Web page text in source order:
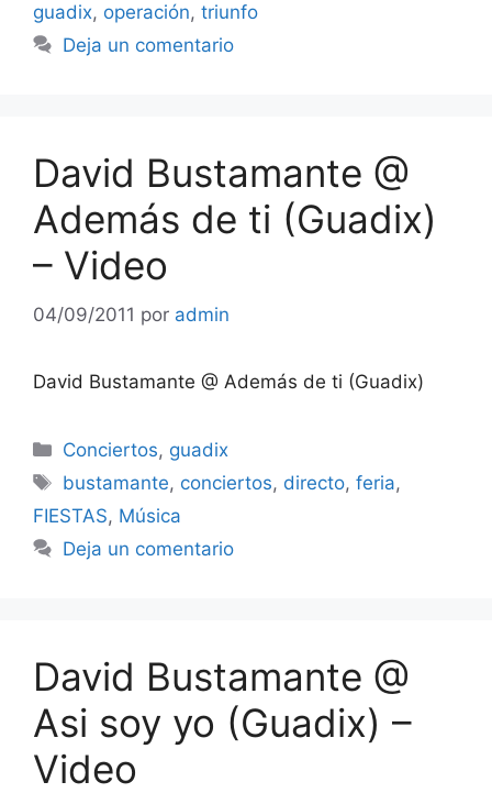
guadix, operación, triunfo
Deja un comentario
David Bustamante @
Además de ti (Guadix)
– Video
04/09/2011 por admin
David Bustamante @ Además de ti (Guadix)
Categorías
Conciertos, guadix
Etiquetas
bustamante, conciertos, directo,feria,
FIESTAS, Música
Deja un comentario
David Bustamante @
Asi soy yo (Guadix) –
Video